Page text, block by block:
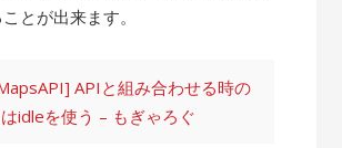
とが出来ます。
APIと組み合わせる時の
idleを使う – もぎゃろぐ